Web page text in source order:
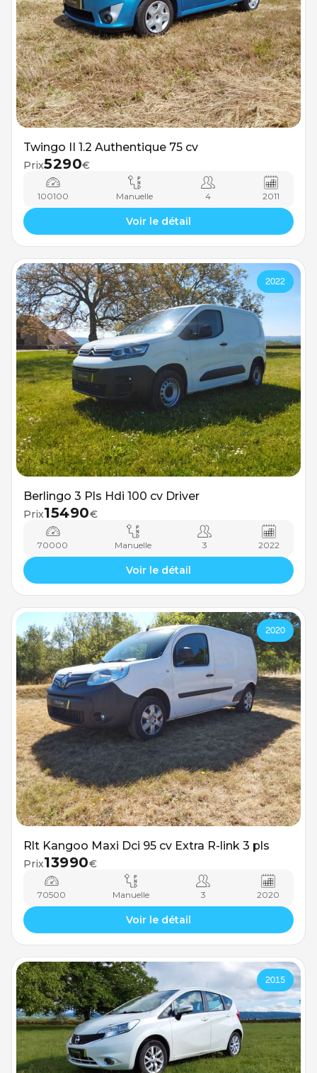
Twingo II 1.2 Authentique 75 cv
Prix5290€
100100 Manuelle 4 2011
Voir le détail
2022
Berlingo 3 Pls Hdi 100 cv Driver
Prix15490€
70000 Manuelle 3 2022
Voir le détail
2020
Rlt Kangoo Maxi Dci 95 cv Extra R-link 3 pls
Prix13990€
70500 Manuelle 3 2020
Voir le détail
2015